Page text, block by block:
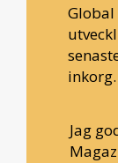
inkorg.
Jag